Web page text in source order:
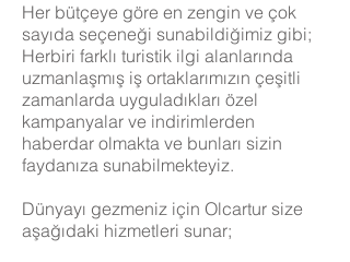
Her bütçeye göre en zengin ve çok
sayıda seçeneği sunabildiğimiz gibi;
Herbiri farklı turistik ilgi alanlarında
uzmanlaşmış iş ortaklarımızın çeşitli
zamanlarda uyguladıkları özel
kampanyalar ve indirimlerden
haberdar olmakta ve bunları sizin
faydanıza sunabilmekteyiz.
Dünyayı gezmeniz için Olcartur size
aşağıdaki hizmetleri sunar;